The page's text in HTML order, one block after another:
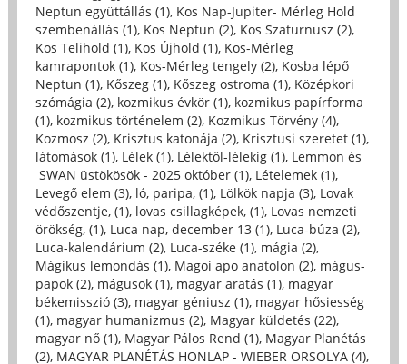
Neptun együttállás (1), Kos Nap-Jupiter- Mérleg Hold
szembenállás (1), Kos Neptun (2), Kos Szaturnusz (2),
Kos Telihold (1), Kos Újhold (1), Kos-Mérleg
kamrapontok (1), Kos-Mérleg tengely (2), Kosba lépő
Neptun (1), Kőszeg (1), Kőszeg ostroma (1), Középkori
szómágia (2), kozmikus évkör (1), kozmikus papírforma
(1), kozmikus történelem (2), Kozmikus Törvény (4),
Kozmosz (2), Krisztus katonája (2), Krisztusi szeretet (1),
látomások (1), Lélek (1), Lélektől-lélekig (1), Lemmon és
SWAN üstökösök - 2025 október (1), Lételemek (1),
Levegő elem (3), ló, paripa, (1), Lölkök napja (3), Lovak
védőszentje, (1), lovas csillagképek, (1), Lovas nemzeti
örökség, (1), Luca nap, december 13 (1), Luca-búza (2),
Luca-kalendárium (2), Luca-széke (1), mágia (2),
Mágikus lemondás (1), Magoi apo anatolon (2), mágus-
papok (2), mágusok (1), magyar aratás (1), magyar
békemisszió (3), magyar géniusz (1), magyar hősiesség
(1), magyar humanizmus (2), Magyar küldetés (22),
magyar nő (1), Magyar Pálos Rend (1), Magyar Planétás
(2), MAGYAR PLANÉTÁS HONLAP - WIEBER ORSOLYA (4),